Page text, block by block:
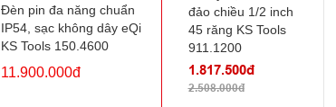
Đèn pin đa năng chuẩn
IP54, sạc không dây eQi
KS Tools 150.4600
11.900.000đ 1.817.500đ
2.508.000đ